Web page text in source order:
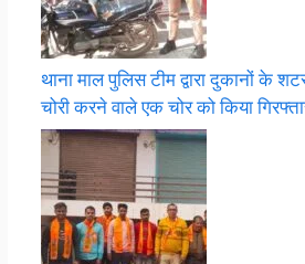
थाना माल पुलिस टीम द्वारा दुकानों के
चोरी करने वाले एक चोर को किया